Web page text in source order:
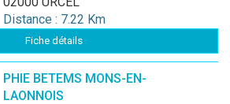
Distance : 7.22 Km
Fiche détails
PHIE BETEMS MONS-EN-
LAONNOIS